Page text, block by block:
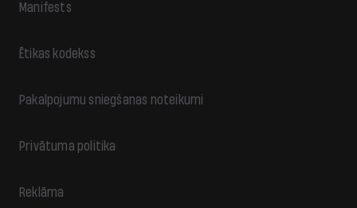
Manifests
Ētikas kodekss
Pakalpojumu sniegšanas noteikumi
Privātuma politika
Reklāma